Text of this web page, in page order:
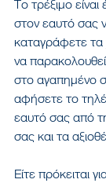
Το τρέξιμο
στον εαυτό σας
καταγράφετε τα
να
στο αγαπημένο
αφήσετε το
εαυτό σας από
σας και τα
Είτε πρόκειται